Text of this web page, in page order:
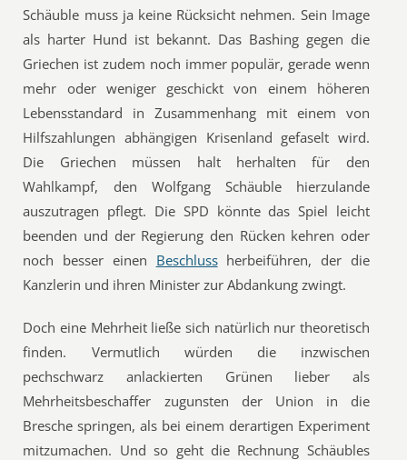
Schäuble muss ja keine Rücksicht nehmen. Sein Image
als harter Hund ist bekannt. Das Bashing gegen die
Griechen ist zudem noch immer populär, gerade wenn
mehr oder weniger geschickt von einem höheren
Lebensstandard in Zusammenhang mit einem von
Hilfszahlungen abhängigen Krisenland gefaselt wird.
Die Griechen müssen halt herhalten für den
Wahlkampf, den Wolfgang Schäuble hierzulande
auszutragen pflegt. Die SPD könnte das Spiel leicht
beenden und der Regierung den Rücken kehren oder
noch besser einen Beschlussherbeiführen, der die
Kanzlerin und ihren Minister zur Abdankung zwingt.
Doch eine Mehrheit ließe sich natürlich nur theoretisch
finden. Vermutlich würden die inzwischen
pechschwarz anlackierten Grünen lieber als
Mehrheitsbeschaffer zugunsten der Union in die
Bresche springen, als bei einem derartigen Experiment
mitzumachen. Und so geht die Rechnung Schäubles